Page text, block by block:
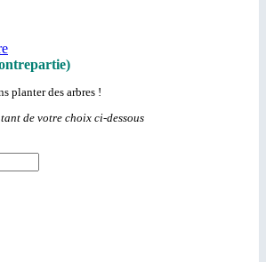
planter des arbres !
de votre choix ci-dessous